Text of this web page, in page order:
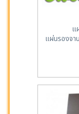
แ
แผ่นรองจา